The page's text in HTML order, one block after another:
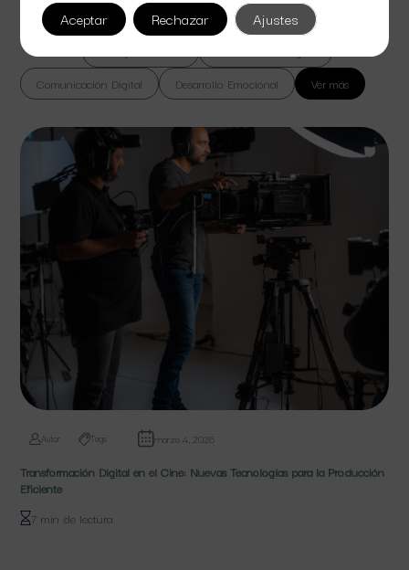
lorem massa vel suspendisse sed bibendum euismod.
Comunicación Digital
Desarrollo Emocional Ver más
Autor Tags marzo 4, 2026
Transformación Digital en el Cine: Nuevas Tecnologías para la Producción
Eficiente
7 min de lectura
Aceptar Rechazar Ajustes